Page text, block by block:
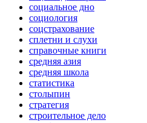
социальное дно
социология
соцстрахование
сплетни и слухи
справочные книги
средняя азия
средняя школа
статистика
столыпин
стратегия
строительное дело